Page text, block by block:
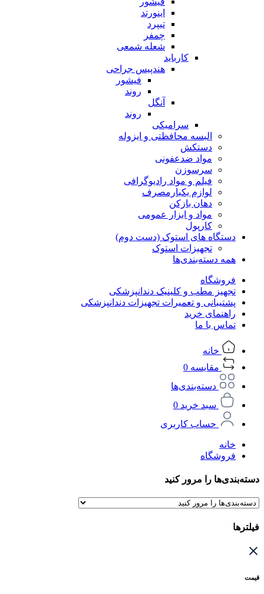
اینورتد
تیپرد
چمفر
شعله شمعی
کارباید
هندپیس جراحی
فیشور
روند
آنگل
روند
سرامیکی
البسه محافظتی و ایزوله
دستکش
مواد ضدعفونی
سرسوزن
فیلم و مواد رادیوگرافی
لوازم یکبارمصرف
دهان بازکن
مواد و ابزار عمومی
کارپول
دستگاه های استوک (دست دوم)
تجهیزات استوک
همه دسته‌بندی‌ها
فروشگاه
تجهیز مطب و کلینیک دندانپزشکی
پشتیبانی و تعمیرات تجهیزات دندانپزشکی
راهنمای خرید
تماس با ما
خانه
مقایسه 0
دسته‌بندی‌ها
سبد خرید 0
حساب کاربری
خانه
فروشگاه
دسته‌بندی‌ها را مرور کنید
فیلترها
قیمت